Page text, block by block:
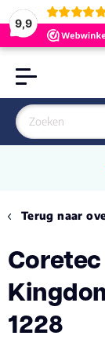
9,9
Terug naar
1228